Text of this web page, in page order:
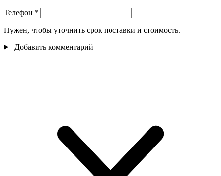
Телефон *
Нужен, чтобы уточнить срок поставки и стоимость.
Добавить комментарий